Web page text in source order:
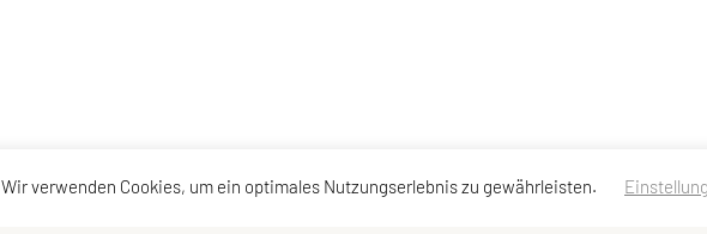
Wir verwenden Cookies, um ein optimales Nutzungserlebnis zu gewährleisten.